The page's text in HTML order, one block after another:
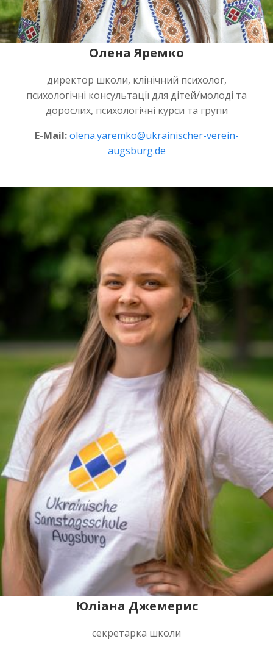
Олена Яремко
директор школи, клінічний психолог,
психологічні консультації для дітей/молоді та
дорослих, психологічні курси та групи
E-Mail: olena.yaremko@ukrainischer-verein-
augsburg.de
Юліана Джемерис
секретарка школи